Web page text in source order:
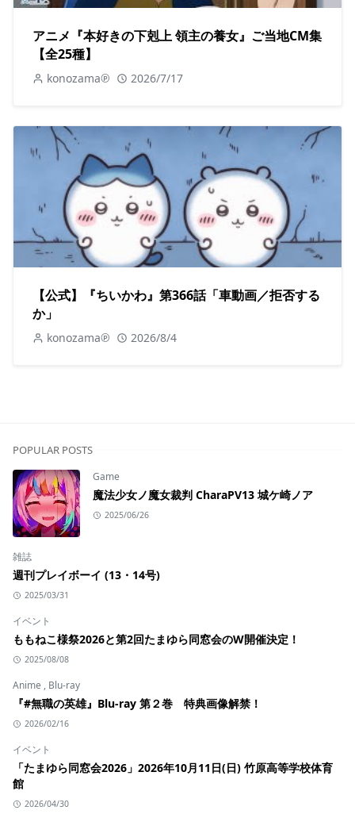
アニメ『本好きの下剋上 領主の養女』ご当地CM集
【全25種】
konozama℗ 2026/7/17
【公式】『ちいかわ』第366話「車動画／拒否する
か」
konozama℗ 2026/8/4
POPULAR POSTS
Game
魔法少女ノ魔女裁判 CharaPV13 城ケ崎ノア
2025/06/26
雑誌
週刊プレイボーイ (13・14号)
2025/03/31
イベント
ももねこ様祭2026と第2回たまゆら同窓会のW開催決定！
2025/08/08
Anime , Blu-ray
『#無職の英雄』Blu-ray 第２巻 特典画像解禁！
2026/02/16
イベント
「たまゆら同窓会2026」2026年10月11日(日) 竹原高等学校体育
館
2026/04/30